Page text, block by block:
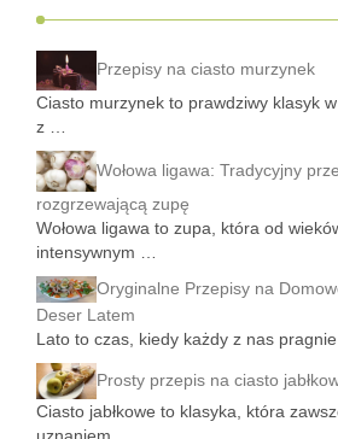
Przepisy na ciasto murzynek
Ciasto murzynek to prawdziwy klasyk
z …
Wołowa ligawa: Tradycyjny
rozgrzewającą zupę
Wołowa ligawa to zupa, która od
intensywnym …
Oryginalne Przepisy na
Deser Latem
Lato to czas, kiedy każdy z nas
Prosty przepis na ciasto
Ciasto jabłkowe to klasyka, która